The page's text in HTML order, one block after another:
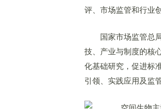
评、市场监管和行业
国家市场监管总局
技、产业与制度的核
化基础研究，促进标
引领、实践应用及监